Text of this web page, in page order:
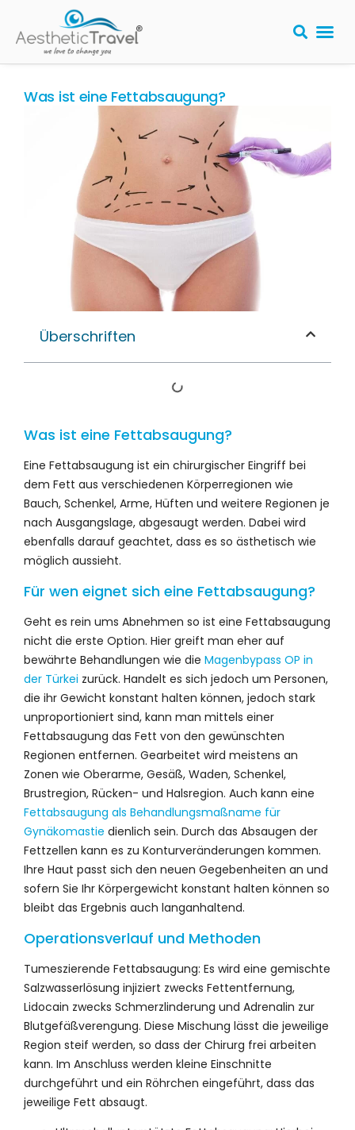
Was ist eine Fettabsaugung?
Überschriften
Was ist eine Fettabsaugung?
Eine Fettabsaugung ist ein chirurgischer Eingriff bei
dem Fett aus verschiedenen Körperregionen wie
Bauch, Schenkel, Arme, Hüften und weitere Regionen je
nach Ausgangslage, abgesaugt werden. Dabei wird
ebenfalls darauf geachtet, dass es so ästhetisch wie
möglich aussieht.
Für wen eignet sich eine Fettabsaugung?
Geht es rein ums Abnehmen so ist eine Fettabsaugung
nicht die erste Option. Hier greift man eher auf
bewährte Behandlungen wie die Magenbypass OP in
der Türkei zurück. Handelt es sich jedoch um Personen,
die ihr Gewicht konstant halten können, jedoch stark
unproportioniert sind, kann man mittels einer
Fettabsaugung das Fett von den gewünschten
Regionen entfernen. Gearbeitet wird meistens an
Zonen wie Oberarme, Gesäß, Waden, Schenkel,
Brustregion, Rücken- und Halsregion. Auch kann eine
Fettabsaugung als Behandlungsmaßname für
Gynäkomastie dienlich sein. Durch das Absaugen der
Fettzellen kann es zu Konturveränderungen kommen.
Ihre Haut passt sich den neuen Gegebenheiten an und
sofern Sie Ihr Körpergewicht konstant halten können so
bleibt das Ergebnis auch langanhaltend.
Operationsverlauf und Methoden
Tumeszierende Fettabsaugung: Es wird eine gemischte
Salzwasserlösung injiziert zwecks Fettentfernung,
Lidocain zwecks Schmerzlinderung und Adrenalin zur
Blutgefäßverengung. Diese Mischung lässt die jeweilige
Region steif werden, so dass der Chirurg frei arbeiten
kann. Im Anschluss werden kleine Einschnitte
durchgeführt und ein Röhrchen eingeführt, dass das
jeweilige Fett absaugt.